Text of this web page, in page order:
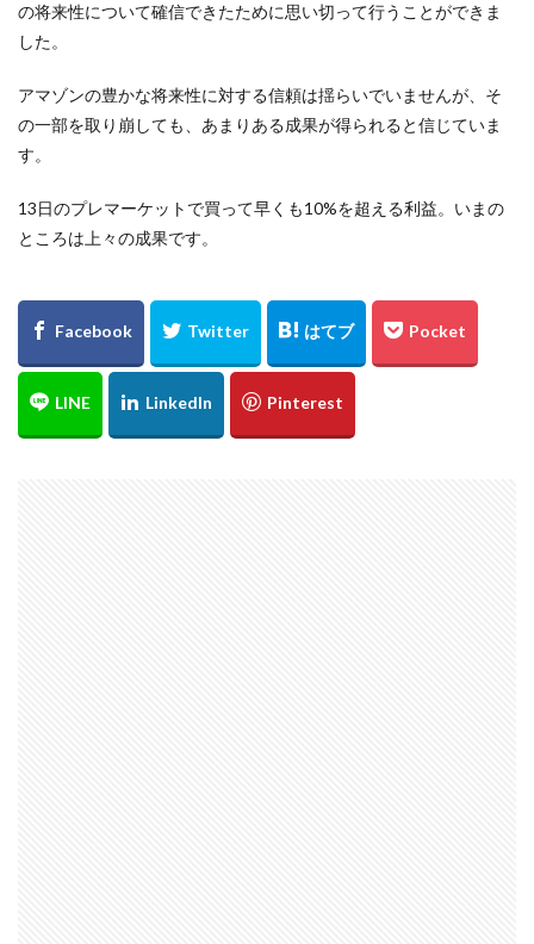
の将来性について確信できたために思い切って行うことができま
した。
アマゾンの豊かな将来性に対する信頼は揺らいでいませんが、そ
の一部を取り崩しても、あまりある成果が得られると信じていま
す。
13日のプレマーケットで買って早くも10%を超える利益。いまの
ところは上々の成果です。